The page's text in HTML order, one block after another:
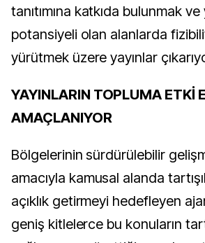
tanıtımına katkıda bulunmak ve
potansiyeli olan alanlarda
yürütmek üzere yayınlar
YAYINLARIN TOPLUMA ETKİ
AMAÇLANIYOR
Bölgelerinin sürdürülebilir
amacıyla kamusal alanda
açıklık getirmeyi hedefleyen
geniş kitlelerce bu konuların